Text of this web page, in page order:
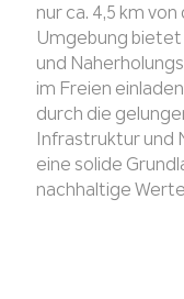
nur ca. 4,5 km
Umgebung
und
im Freien
durch die
Infrastruktur und
eine solide
nachhaltige